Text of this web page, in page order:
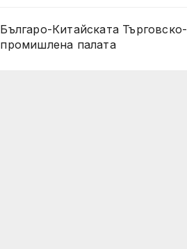
Българо-Китайската Търговско-
промишлена палата